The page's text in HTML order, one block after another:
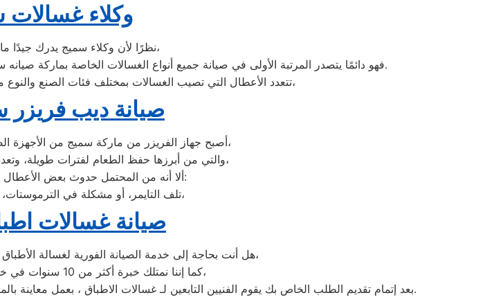
وكلاء
نظرًا لأن وكلاء سميج يدرك جيدًا ما يحتاجه العملاء بمحافظة الرحاب،
فهو دائمًا يتصدر المرتبة الأولى في صيانة جميع أنواع الغسالات الخاصة بماركة صيانه سميج الرحاب تحت أيدي أنسب الرحاب، مع مراعاة توفير أفضل خدمات الدعم الفنى.
تتعدد الأعطال التي تصيب الغسالات بمختلف فئات الصنع والنوع من غسالات اوتوماتيك، واخرى فوق اوتوماتيك، والنصف اتوماتيك،
صيانة ديب
أصبح جهاز الفريزر من ماركة سميج من الأجهزة الضرورية داخل كافة البيوت، وفقًا لمميزاته العديدة،
والتي من أبرزها حفظ الطعام لفترات طويلة، وتعدد موديلاته المختلفة، وبالرغم من مميزاته العديدة،
ألا أنه من المحتمل حدوث بعض الأعطال التي تتطلب الصيانة، ومن هذه الأعطال:
تلف التايمر، أو مشكلة في الترموستات، أو السخان، أو عطل بالدائرة الكهربائية،
صيانة غسالات
هل أنت بحاجة إلى خدمة الصيانة الفورية لغسالة الأطباق لديك؟ نحن نمنحك خدمة الصيانة الفورية التي ترغب بها،
كما إننا نمتلك خبرة أكثر من 10 سنوات في خدمات إصلاحات كافة أنواع غسالات الأطباق،
بعد إتمام تقديم الطلب الخاص بك يقوم الفنيين التابعين لـ غسالات الاطباق ، بعمل معاينة بالمنزل لتحديد العطل، ثم القيام ب اصلاح غسالات اطباق سميج دون سحب الجهاز إلى الوكلاء.